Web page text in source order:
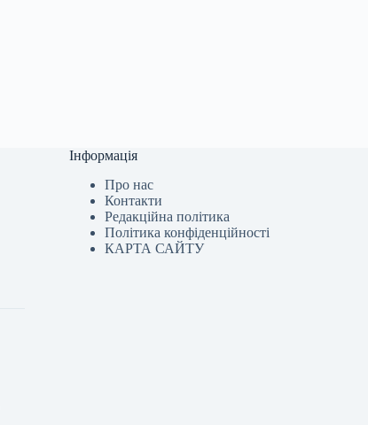
Інформація
Про нас
Контакти
Редакційна політика
Політика конфіденційності
КАРТА САЙТУ